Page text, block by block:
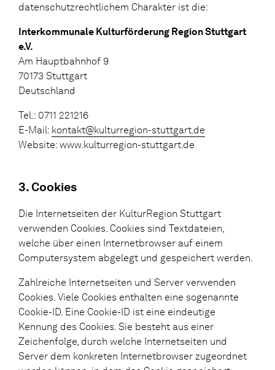
datenschutzrechtlichem Charakter ist die:
Interkommunale Kulturförderung Region Stuttgart
e.V.
Am Hauptbahnhof 9
70173 Stuttgart
Deutschland
Tel.: 0711 221216
E-Mail: kontakt@kulturregion-stuttgart.de
Website: www.kulturregion-stuttgart.de
3. Cookies
Die Internetseiten der KulturRegion Stuttgart
verwenden Cookies. Cookies sind Textdateien,
welche über einen Internetbrowser auf einem
Computersystem abgelegt und gespeichert werden.
Zahlreiche Internetseiten und Server verwenden
Cookies. Viele Cookies enthalten eine sogenannte
Cookie-ID. Eine Cookie-ID ist eine eindeutige
Kennung des Cookies. Sie besteht aus einer
Zeichenfolge, durch welche Internetseiten und
Server dem konkreten Internetbrowser zugeordnet